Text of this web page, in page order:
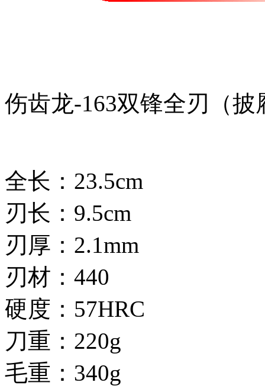
伤齿龙-163双锋全刃（披
全长：23.5cm
刃长：9.5cm
刃厚：2.1mm
刃材：440
硬度：57HRC
刀重：220g
毛重：340g